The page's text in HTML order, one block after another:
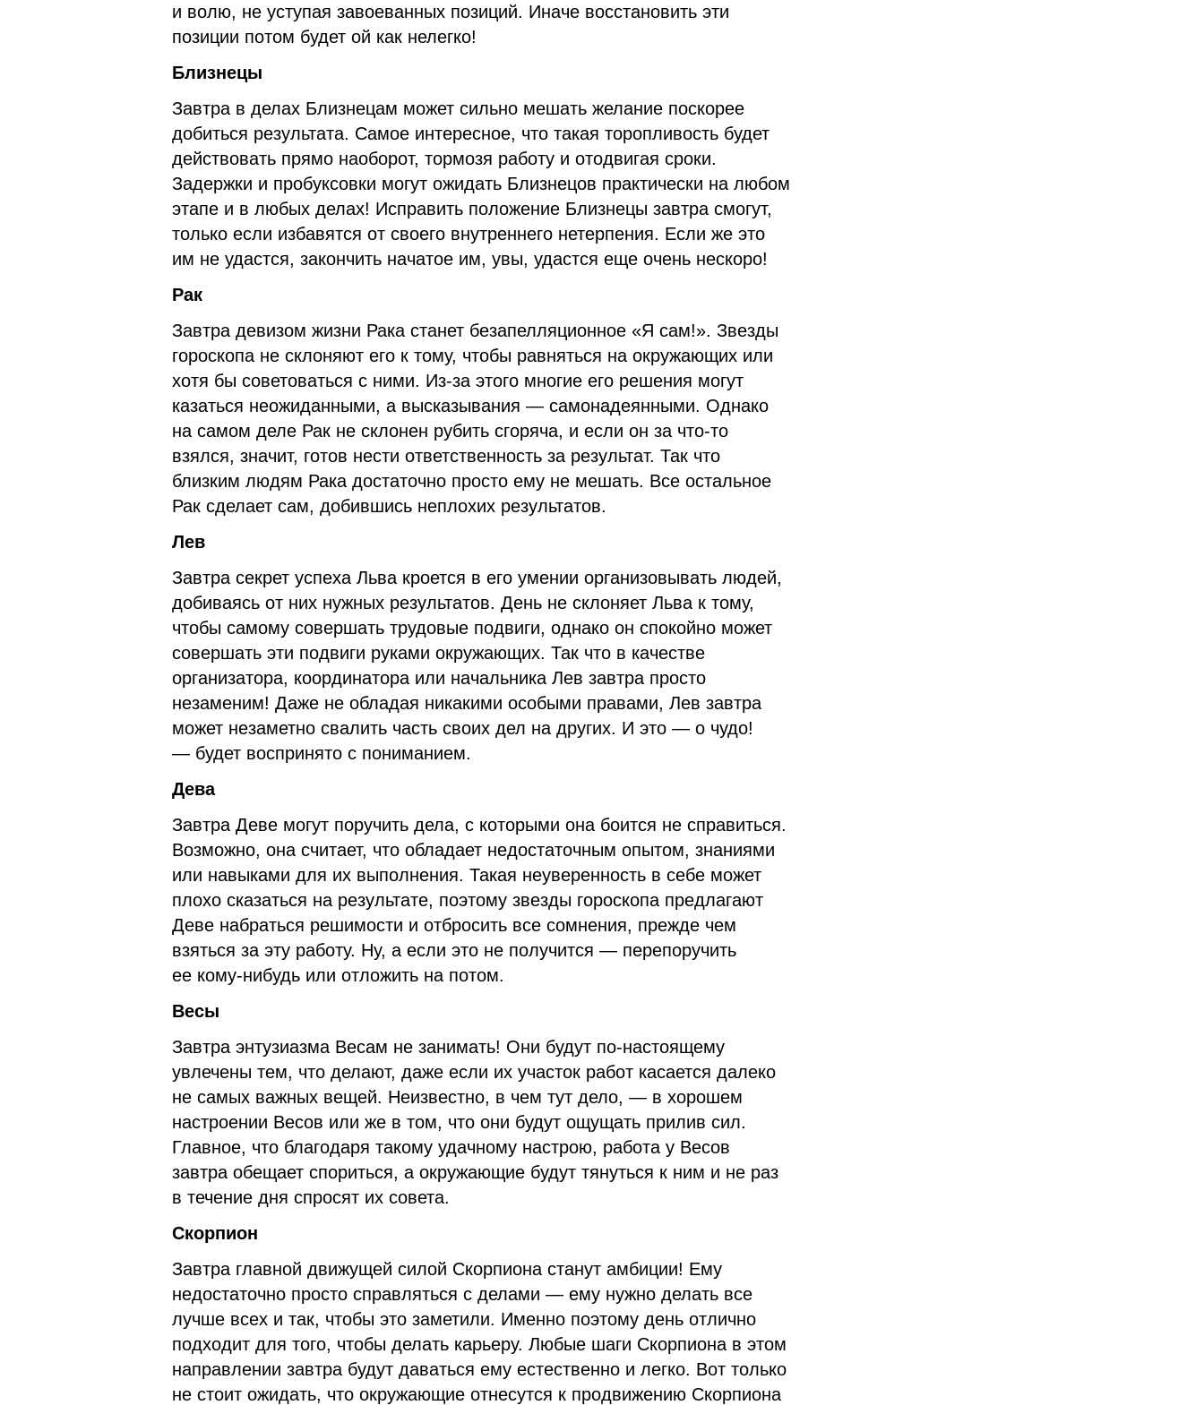
и волю, не уступая завоеванных позиций. Иначе восстановить эти
позиции потом будет ой как нелегко!
Близнецы
Завтра в делах Близнецам может сильно мешать желание поскорее
добиться результата. Самое интересное, что такая торопливость будет
действовать прямо наоборот, тормозя работу и отодвигая сроки.
Задержки и пробуксовки могут ожидать Близнецов практически на любом
этапе и в любых делах! Исправить положение Близнецы завтра смогут,
только если избавятся от своего внутреннего нетерпения. Если же это
им не удастся, закончить начатое им, увы, удастся еще очень нескоро!
Рак
Завтра девизом жизни Рака станет безапелляционное «Я сам!». Звезды
гороскопа не склоняют его к тому, чтобы равняться на окружающих или
хотя бы советоваться с ними. Из-за этого многие его решения могут
казаться неожиданными, а высказывания — самонадеянными. Однако
на самом деле Рак не склонен рубить сгоряча, и если он за что-то
взялся, значит, готов нести ответственность за результат. Так что
близким людям Рака достаточно просто ему не мешать. Все остальное
Рак сделает сам, добившись неплохих результатов.
Лев
Завтра секрет успеха Льва кроется в его умении организовывать людей,
добиваясь от них нужных результатов. День не склоняет Льва к тому,
чтобы самому совершать трудовые подвиги, однако он спокойно может
совершать эти подвиги руками окружающих. Так что в качестве
организатора, координатора или начальника Лев завтра просто
незаменим! Даже не обладая никакими особыми правами, Лев завтра
может незаметно свалить часть своих дел на других. И это — о чудо!
— будет воспринято с пониманием.
Дева
Завтра Деве могут поручить дела, с которыми она боится не справиться.
Возможно, она считает, что обладает недостаточным опытом, знаниями
или навыками для их выполнения. Такая неуверенность в себе может
плохо сказаться на результате, поэтому звезды гороскопа предлагают
Деве набраться решимости и отбросить все сомнения, прежде чем
взяться за эту работу. Ну, а если это не получится — перепоручить
ее кому-нибудь или отложить на потом.
Весы
Завтра энтузиазма Весам не занимать! Они будут по-настоящему
увлечены тем, что делают, даже если их участок работ касается далеко
не самых важных вещей. Неизвестно, в чем тут дело, — в хорошем
настроении Весов или же в том, что они будут ощущать прилив сил.
Главное, что благодаря такому удачному настрою, работа у Весов
завтра обещает спориться, а окружающие будут тянуться к ним и не раз
в течение дня спросят их совета.
Скорпион
Завтра главной движущей силой Скорпиона станут амбиции! Ему
недостаточно просто справляться с делами — ему нужно делать все
лучше всех и так, чтобы это заметили. Именно поэтому день отлично
подходит для того, чтобы делать карьеру. Любые шаги Скорпиона в этом
направлении завтра будут даваться ему естественно и легко. Вот только
не стоит ожидать, что окружающие отнесутся к продвижению Скорпиона